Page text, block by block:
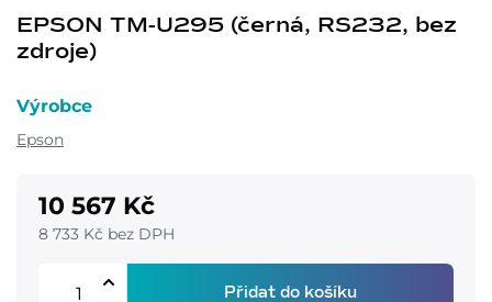
EPSON TM-U295 (černá, RS232, bez
zdroje)
Výrobce
Epson
10 567 Kč
8 733 Kč bez DPH
Přidat do košíku